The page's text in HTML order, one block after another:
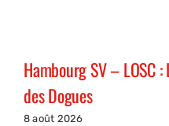
Hambourg SV – LOSC
des Dogues
8 août 2026